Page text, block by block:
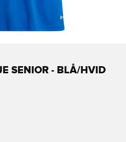
SENIOR - BLÅ/HVID